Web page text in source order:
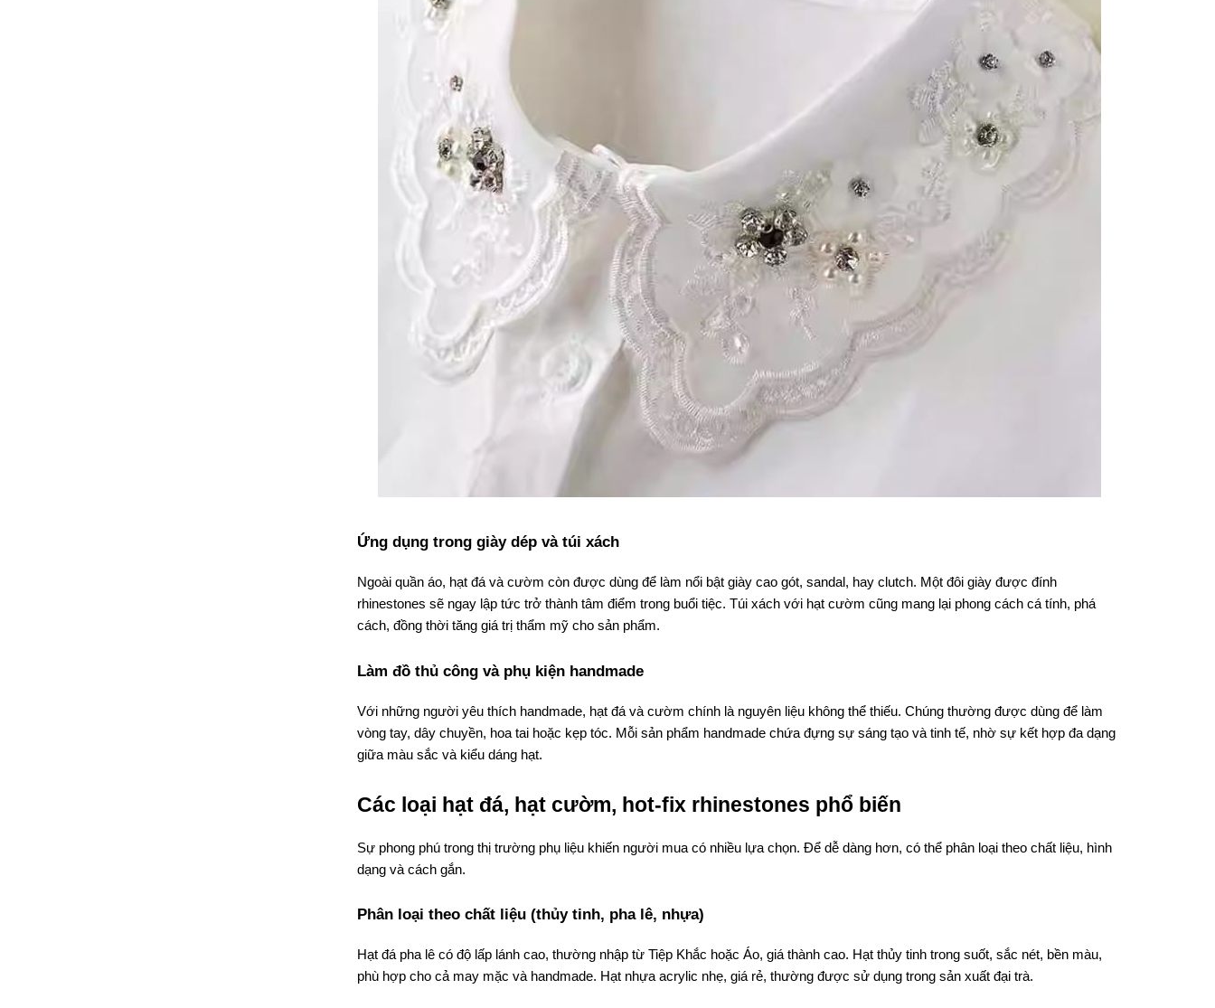
Ứng dụng trong giày dép và túi xách
Ngoài quần áo, hạt đá và cườm còn được dùng để làm nổi bật giày cao gót, sandal, hay clutch. Một đôi giày được đính
rhinestones sẽ ngay lập tức trở thành tâm điểm trong buổi tiệc. Túi xách với hạt cườm cũng mang lại phong cách cá tính, phá
cách, đồng thời tăng giá trị thẩm mỹ cho sản phẩm.
Làm đồ thủ công và phụ kiện handmade
Với những người yêu thích handmade, hạt đá và cườm chính là nguyên liệu không thể thiếu. Chúng thường được dùng để làm
vòng tay, dây chuyền, hoa tai hoặc kẹp tóc. Mỗi sản phẩm handmade chứa đựng sự sáng tạo và tinh tế, nhờ sự kết hợp đa dạng
giữa màu sắc và kiểu dáng hạt.
Các loại hạt đá, hạt cườm, hot-fix rhinestones phổ biến
Sự phong phú trong thị trường phụ liệu khiến người mua có nhiều lựa chọn. Để dễ dàng hơn, có thể phân loại theo chất liệu, hình
dạng và cách gắn.
Phân loại theo chất liệu (thủy tinh, pha lê, nhựa)
Hạt đá pha lê có độ lấp lánh cao, thường nhập từ Tiệp Khắc hoặc Áo, giá thành cao. Hạt thủy tinh trong suốt, sắc nét, bền màu,
phù hợp cho cả may mặc và handmade. Hạt nhựa acrylic nhẹ, giá rẻ, thường được sử dụng trong sản xuất đại trà.